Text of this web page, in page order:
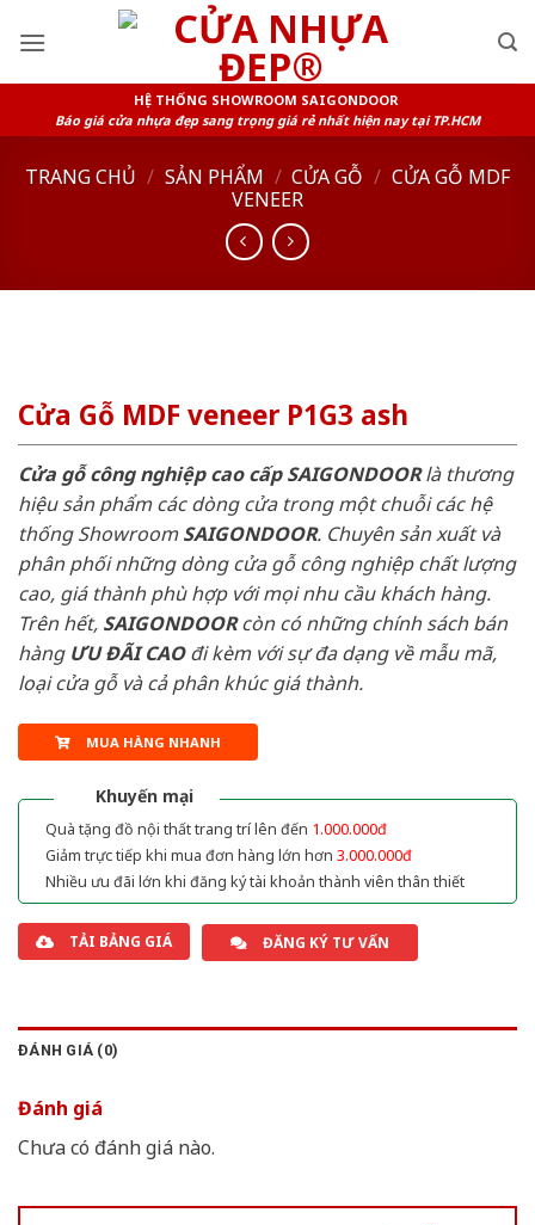
HỆ THỐNG SHOWROOM SAIGONDOOR
Báo giá cửa nhựa đẹp sang trọng giá rẻ nhất hiện nay tại TP.HCM
TRANG CHỦ / SẢN PHẨM / CỬA GỖ / CỬA GỖ MDF
VENEER
Cửa Gỗ MDF veneer P1G3 ash
Cửa gỗ công nghiệp cao cấp SAIGONDOORlà thương
hiệu sản phẩm các dòng cửa trong một chuỗi các hệ
thống ShowroomSAIGONDOOR. Chuyên sản xuất và
phân phối những dòng cửa gỗ công nghiệp chất lượng
cao, giá thành phù hợp với mọi nhu cầu khách hàng.
Trên hết, SAIGONDOORcòn có những chính sách bán
hàng ƯU ĐÃI CAOđi kèm với sự đa dạng về mẫu mã,
loại cửa gỗ và cả phân khúc giá thành.
MUA HÀNG NHANH
Khuyến mại
Quà tặng đồ nội thất trang trí lên đến 1.000.000đ
Giảm trực tiếp khi mua đơn hàng lớn hơn 3.000.000đ
Nhiều ưu đãi lớn khi đăng ký tài khoản thành viên thân thiết
TẢI BẢNG GIÁ ĐĂNG KÝ TƯ VẤN
ĐÁNH GIÁ (0)
Đánh giá
Chưa có đánh giá nào.